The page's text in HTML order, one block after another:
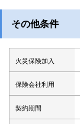
その他条件
火災保険加入
保険会社利用
契約期間